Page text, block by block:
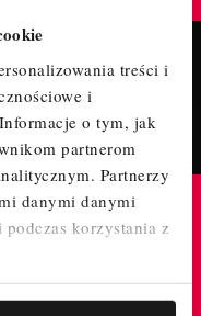
treści i
i
Informacje o tym, jak
partnerom
Partnerzy
danymi danymi
korzystania z
NA BIEŻĄCO!